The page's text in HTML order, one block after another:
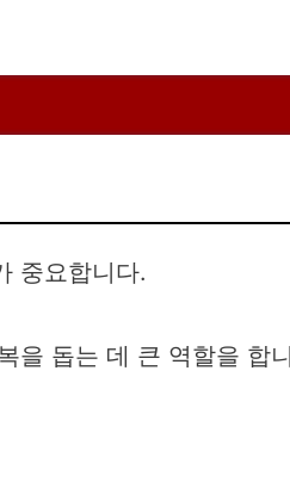
중요합니다.
을 돕는 데 큰 역할을 합